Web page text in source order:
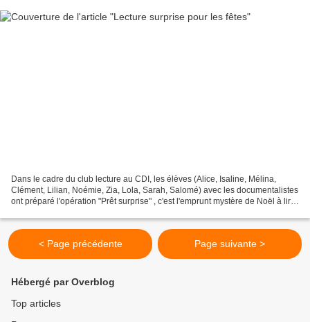
Dans le cadre du club lecture au CDI, les élèves (Alice, Isaline, Mélina,
Clément, Lilian, Noémie, Zia, Lola, Sarah, Salomé) avec les documentalistes
ont préparé l'opération "Prêt surprise" , c'est l'emprunt mystère de Noël à lire
< Page précédente Page suivante >
Hébergé par Overblog
Top articles